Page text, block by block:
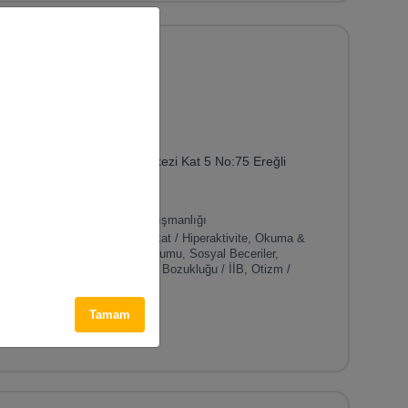
Kılıç Ermiş
Sok. No:2/1 Aycity İş Merkezi Kat 5 No:75 Ereğli
Özel Eğitim, Aile Danışmanlığı
/ İş & Okul Performansı, Dikkat / Hiperaktivite, Okuma &
ve Konuşma, Davranış Tutumu, Sosyal Beceriler,
Yeme / Uyku , Duyusal İşleme Bozukluğu / İİB, Otizm /
Tamam